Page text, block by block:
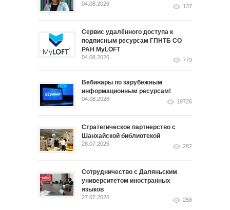
04.08.2026 137
Сервис удалённого доступа к
подписным ресурсам ГПНТБ СО
РАН MyLOFT
04.08.2026 779
Вебинары по зарубежным
информационным ресурсам!
04.08.2026 19726
Стратегическое партнерство с
Шанхайской библиотекой
28.07.2026 282
Сотрудничество с Даляньским
университетом иностранных
языков
27.07.2026 258